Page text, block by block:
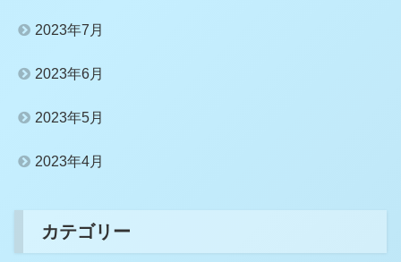
2023年7月
2023年6月
2023年5月
2023年4月
カテゴリー